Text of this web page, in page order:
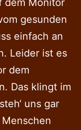
gesunden
einfach an
Leider ist es
dem
Das klingt im
uns gar